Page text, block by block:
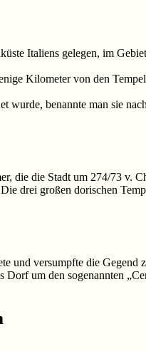
Italiens gelegen, im
Kilometer von den
benannte man sie
die die Stadt um 274/73 v.
drei großen dorischen
und versumpfte die
um den sogenannten